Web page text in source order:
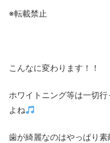
※転載禁止
こんなに変わります！！
ホワイトニング等は一切
よね
歯が綺麗なのはやっぱり素